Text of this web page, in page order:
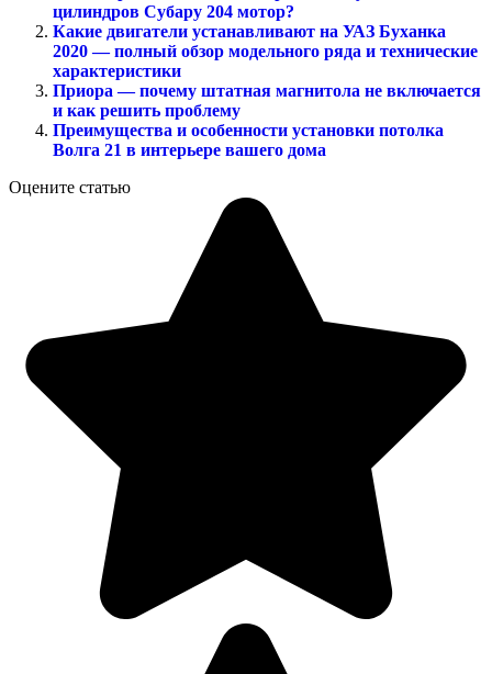
цилиндров Субару 204 мотор?
Какие двигатели устанавливают на УАЗ Буханка
2020 — полный обзор модельного ряда и технические
характеристики
Приора — почему штатная магнитола не включается
и как решить проблему
Преимущества и особенности установки потолка
Волга 21 в интерьере вашего дома
Оцените статью